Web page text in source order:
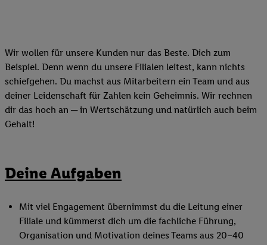
Wir wollen für unsere Kunden nur das Beste. Dich zum
Beispiel. Denn wenn du unsere Filialen leitest, kann nichts
schiefgehen. Du machst aus Mitarbeitern ein Team und aus
deiner Leidenschaft für Zahlen kein Geheimnis. Wir rechnen
dir das hoch an ─ in Wertschätzung und natürlich auch beim
Gehalt!
Deine Aufgaben
Mit viel Engagement übernimmst du die Leitung einer
Filiale und kümmerst dich um die fachliche Führung,
Organisation und Motivation deines Teams aus 20–40